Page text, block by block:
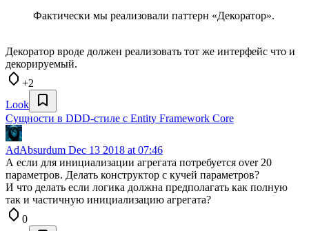
Фактически мы реализовали паттерн «Декоратор».
Декоратор вроде должен реализовать тот же интерфейс что и
декорируемый.
+2
Look
Сущности в DDD-стиле с Entity Framework Core
AdAbsurdum Dec 13 2018 at 07:46
А если для инициализации агрегата потребуется over 20
параметров. Делать конструктор с кучей параметров?
И что делать если логика должна предполагать как полную
так и частичную инициализацию агрегата?
0